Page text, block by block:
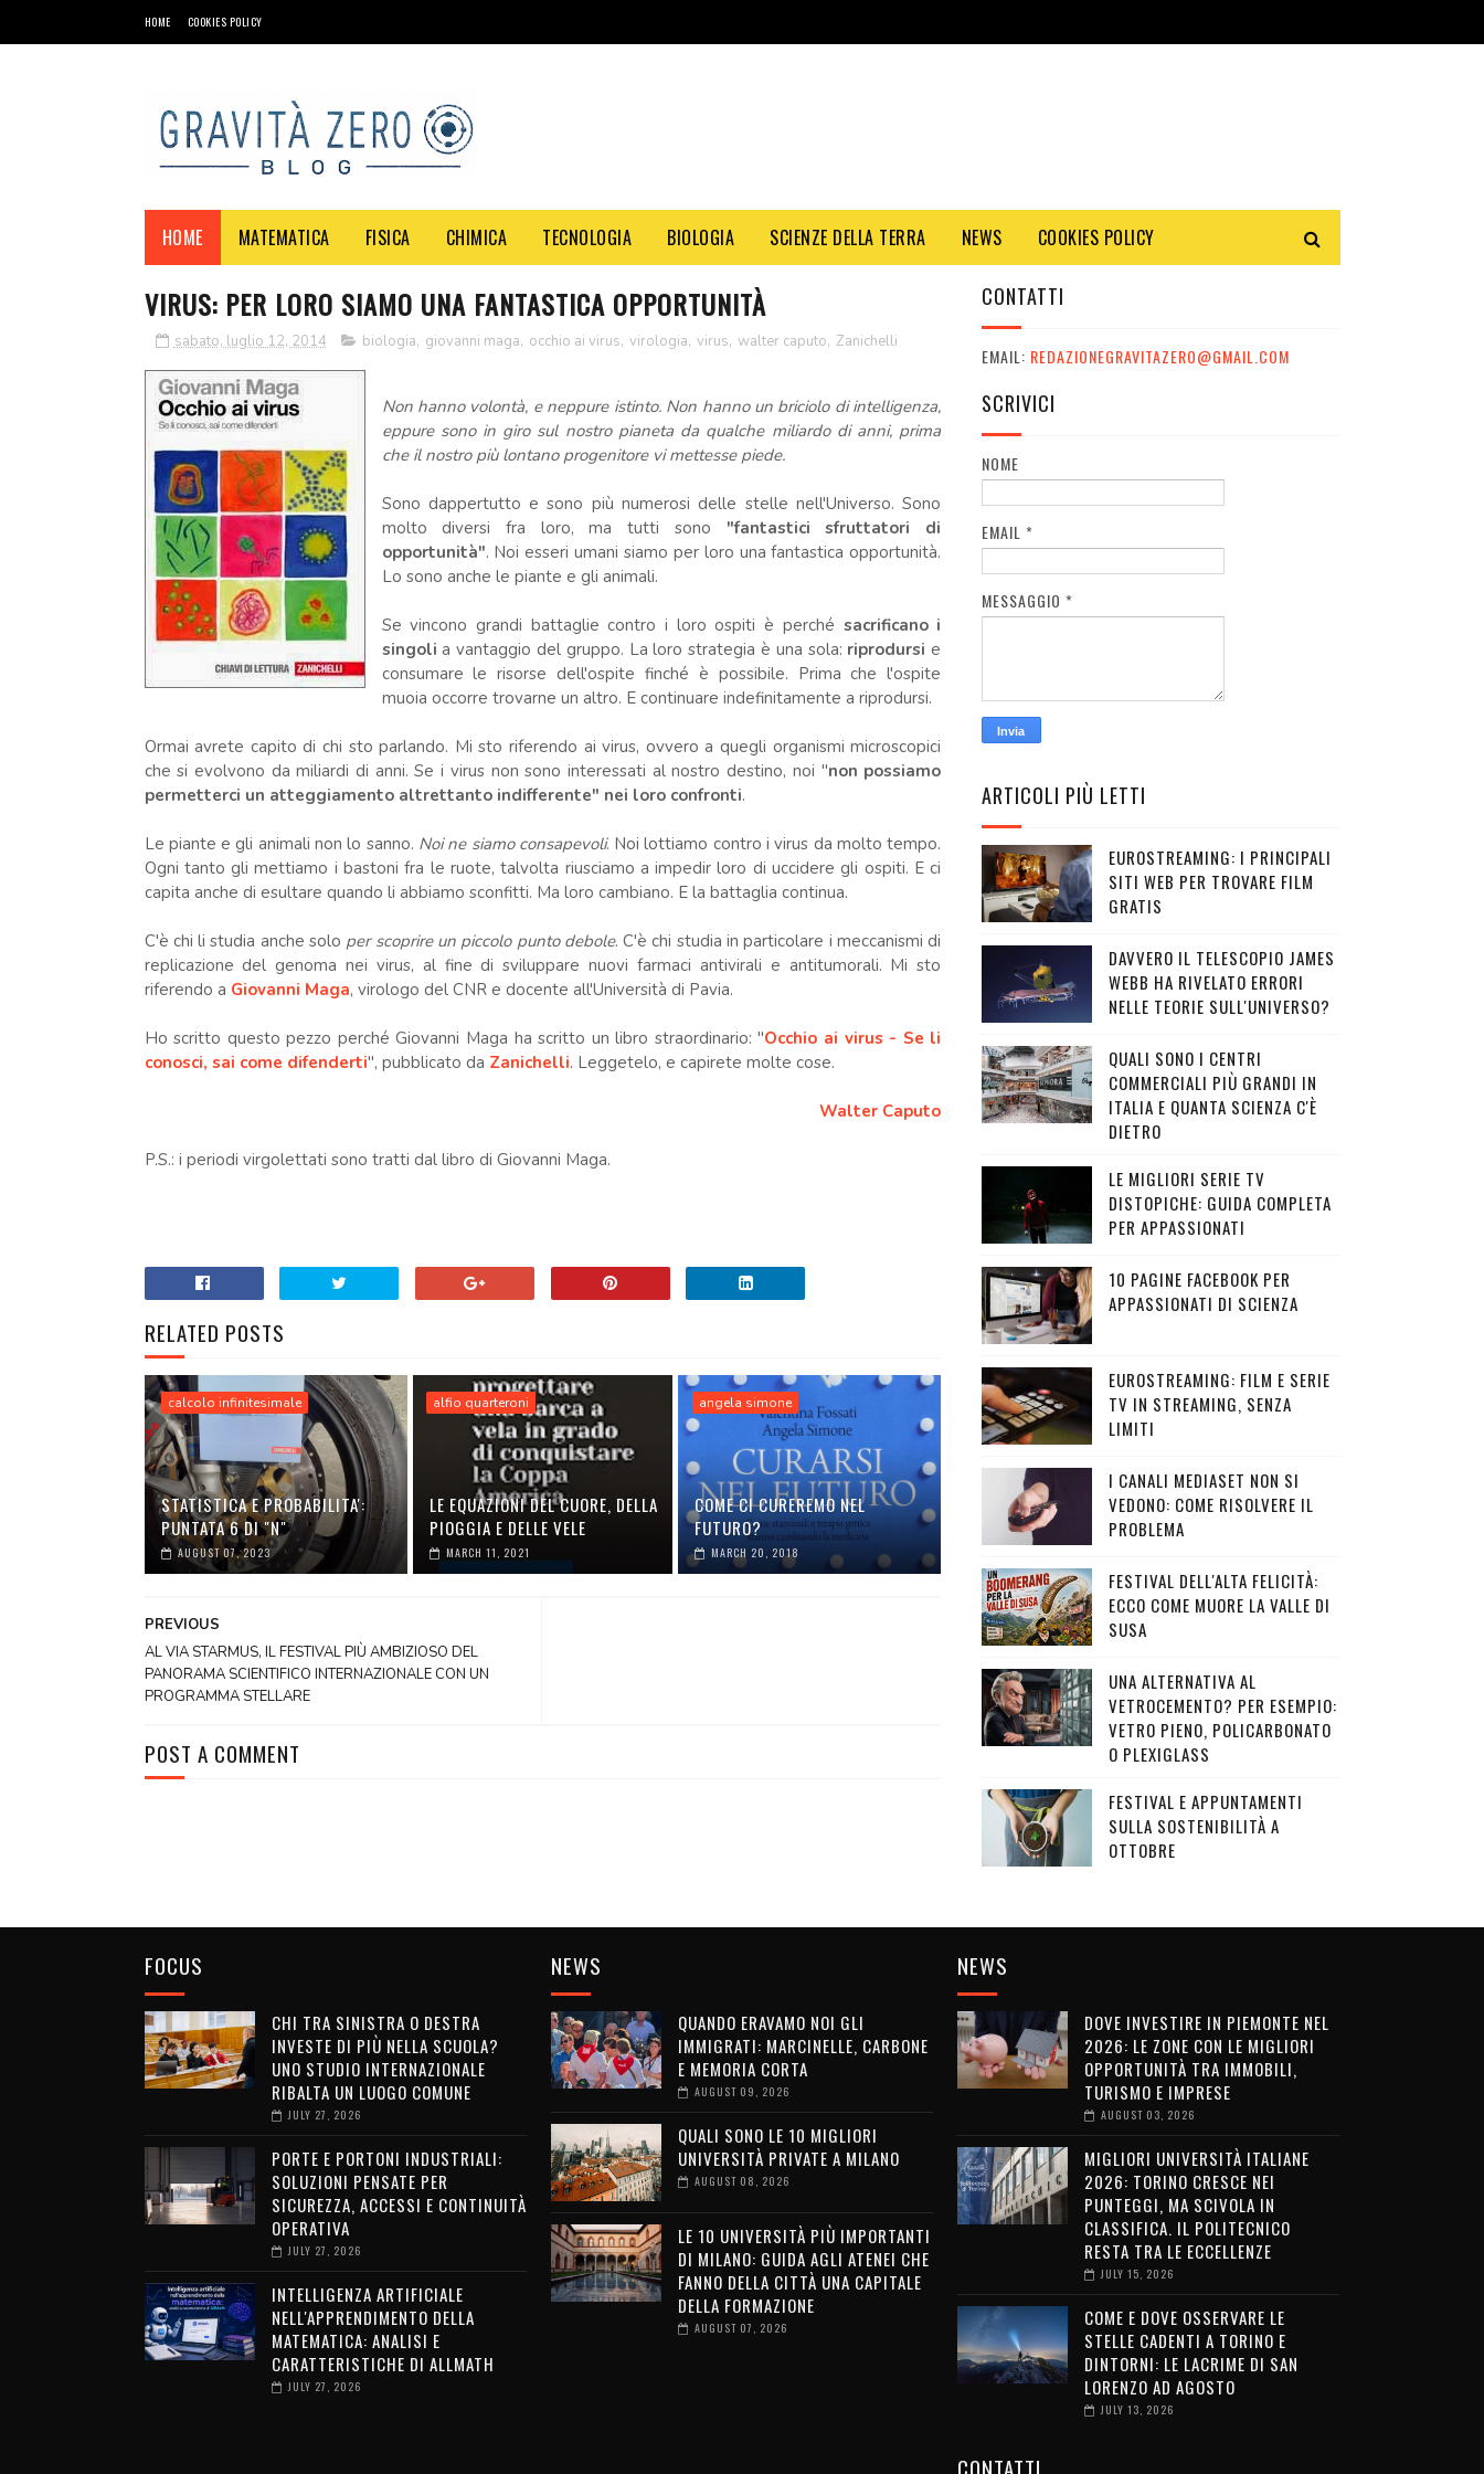
HOME COOKIES POLICY
HOME MATEMATICA FISICA CHIMICA TECNOLOGIA BIOLOGIA SCIENZE DELLA TERRA NEWS COOKIES POLICY
VIRUS: PER LORO SIAMO UNA FANTASTICA OPPORTUNITÀ
sabato, luglio 12, 2014 biologia, giovanni maga, occhio ai virus, virologia, virus, walter caputo, Zanichelli
Non hanno volontà, e neppure istinto. Non hanno un briciolo di intelligenza,
eppure sono in giro sul nostro pianeta da qualche miliardo di anni, prima
che il nostro più lontano progenitore vi mettesse piede.
Sono dappertutto e sono più numerosi delle stelle nell'Universo. Sono
molto diversi fra loro, ma tutti sono "fantastici sfruttatori di
opportunità". Noi esseri umani siamo per loro una fantastica opportunità.
Lo sono anche le piante e gli animali.
Se vincono grandi battaglie contro i loro ospiti è perché sacrificano i
singoli a vantaggio del gruppo. La loro strategia è una sola: riprodursie
consumare le risorse dell'ospite finché è possibile. Prima che l'ospite
muoia occorre trovarne un altro. E continuare indefinitamente a riprodursi.
Ormai avrete capito di chi sto parlando. Mi sto riferendo ai virus, ovvero a quegli organismi microscopici
che si evolvono da miliardi di anni. Se i virus non sono interessati al nostro destino, noi "non possiamo
permetterci un atteggiamento altrettanto indifferente" nei loro confronti.
Le piante e gli animali non lo sanno. Noi ne siamo consapevoli. Noi lottiamo contro i virus da molto tempo.
Ogni tanto gli mettiamo i bastoni fra le ruote, talvolta riusciamo a impedir loro di uccidere gli ospiti. E ci
capita anche di esultare quando li abbiamo sconfitti. Ma loro cambiano. E la battaglia continua.
C'è chi li studia anche solo per scoprire un piccolo punto debole. C'è chi studia in particolare i meccanismi di
replicazione del genoma nei virus, al fine di sviluppare nuovi farmaci antivirali e antitumorali. Mi sto
riferendo a Giovanni Maga, virologo del CNR e docente all'Università di Pavia.
Ho scritto questo pezzo perché Giovanni Maga ha scritto un libro straordinario: "Occhio ai virus - Se li
conosci, sai come difenderti", pubblicato da Zanichelli. Leggetelo, e capirete molte cose.
Walter Caputo
P.S.: i periodi virgolettati sono tratti dal libro di Giovanni Maga.
RELATED POSTS
calcolo infinitesimale
STATISTICA E PROBABILITA':
PUNTATA 6 DI "N"
AUGUST 07, 2023
alfio quarteroni
LE EQUAZIONI DEL CUORE, DELLA
PIOGGIA E DELLE VELE
MARCH 11, 2021
angela simone
COME CI CUREREMO NEL
FUTURO?
MARCH 20, 2018
PREVIOUS
AL VIA STARMUS, IL FESTIVAL PIÙ AMBIZIOSO DEL
PANORAMA SCIENTIFICO INTERNAZIONALE CON UN
PROGRAMMA STELLARE
POST A COMMENT
CONTATTI
EMAIL: REDAZIONEGRAVITAZERO@GMAIL.COM
SCRIVICI
NOME
EMAIL *
MESSAGGIO *
ARTICOLI PIÙ LETTI
EUROSTREAMING: I PRINCIPALI
SITI WEB PER TROVARE FILM
GRATIS
DAVVERO IL TELESCOPIO JAMES
WEBB HA RIVELATO ERRORI
NELLE TEORIE SULL'UNIVERSO?
QUALI SONO I CENTRI
COMMERCIALI PIÙ GRANDI IN
ITALIA E QUANTA SCIENZA C'È
DIETRO
LE MIGLIORI SERIE TV
DISTOPICHE: GUIDA COMPLETA
PER APPASSIONATI
10 PAGINE FACEBOOK PER
APPASSIONATI DI SCIENZA
EUROSTREAMING: FILM E SERIE
TV IN STREAMING, SENZA
LIMITI
I CANALI MEDIASET NON SI
VEDONO: COME RISOLVERE IL
PROBLEMA
FESTIVAL DELL'ALTA FELICITÀ:
ECCO COME MUORE LA VALLE DI
SUSA
UNA ALTERNATIVA AL
VETROCEMENTO? PER ESEMPIO:
VETRO PIENO, POLICARBONATO
O PLEXIGLASS
FESTIVAL E APPUNTAMENTI
SULLA SOSTENIBILITÀ A
OTTOBRE
FOCUS
CHI TRA SINISTRA O DESTRA
INVESTE DI PIÙ NELLA SCUOLA?
UNO STUDIO INTERNAZIONALE
RIBALTA UN LUOGO COMUNE
JULY 27, 2026
PORTE E PORTONI INDUSTRIALI:
SOLUZIONI PENSATE PER
SICUREZZA, ACCESSI E CONTINUITÀ
OPERATIVA
JULY 27, 2026
INTELLIGENZA ARTIFICIALE
NELL'APPRENDIMENTO DELLA
MATEMATICA: ANALISI E
CARATTERISTICHE DI ALLMATH
JULY 27, 2026
NEWS
QUANDO ERAVAMO NOI GLI
IMMIGRATI: MARCINELLE, CARBONE
E MEMORIA CORTA
AUGUST 09, 2026
QUALI SONO LE 10 MIGLIORI
UNIVERSITÀ PRIVATE A MILANO
AUGUST 08, 2026
LE 10 UNIVERSITÀ PIÙ IMPORTANTI
DI MILANO: GUIDA AGLI ATENEI CHE
FANNO DELLA CITTÀ UNA CAPITALE
DELLA FORMAZIONE
AUGUST 07, 2026
NEWS
DOVE INVESTIRE IN PIEMONTE NEL
2026: LE ZONE CON LE MIGLIORI
OPPORTUNITÀ TRA IMMOBILI,
TURISMO E IMPRESE
AUGUST 03, 2026
MIGLIORI UNIVERSITÀ ITALIANE
2026: TORINO CRESCE NEI
PUNTEGGI, MA SCIVOLA IN
CLASSIFICA. IL POLITECNICO
RESTA TRA LE ECCELLENZE
JULY 15, 2026
COME E DOVE OSSERVARE LE
STELLE CADENTI A TORINO E
DINTORNI: LE LACRIME DI SAN
LORENZO AD AGOSTO
JULY 13, 2026
CONTATTI